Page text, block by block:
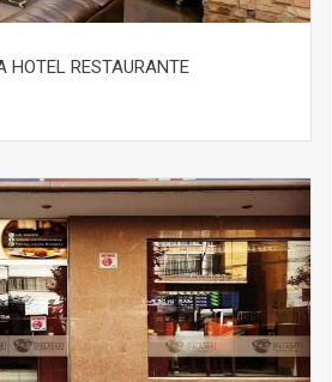
HOTEL RESTAURANTE